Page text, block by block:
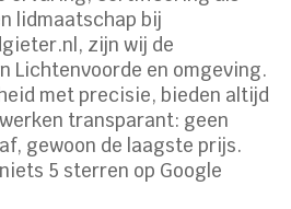
lidmaatschap bij
zijn wij de
Lichtenvoorde en omgeving.
met precisie, bieden altijd
transparant: geen
gewoon de laagste prijs.
5 sterren op Google